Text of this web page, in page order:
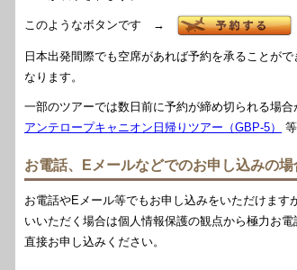
このようなボタンです →
日本出発間際でも空席があれば予約を承ることがで
なります。
一部のツアーでは数日前に予約が締め切られる場合
アンテロープキャニオン日帰りツアー（GBP-5）
等
お電話、Eメールなどでのお申し込みの場
お電話やEメール等でもお申し込みをいただけます
いいただく場合は個人情報保護の観点から極力お
直接お申し込みください。